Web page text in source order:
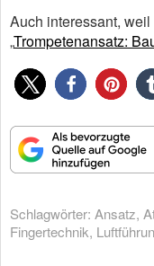
Auch interessant,
„Trompetenansatz:
Schlagwörter: Ansatz,
Fingertechnik,